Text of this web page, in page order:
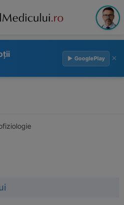
▶ GooglePlay ×